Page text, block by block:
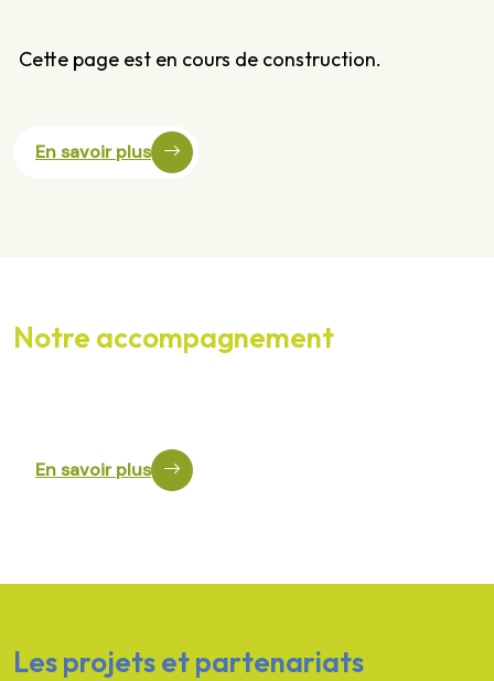
Cette page est en cours de construction.
En savoir plus
Notre accompagnement
En savoir plus
Les projets et partenariats